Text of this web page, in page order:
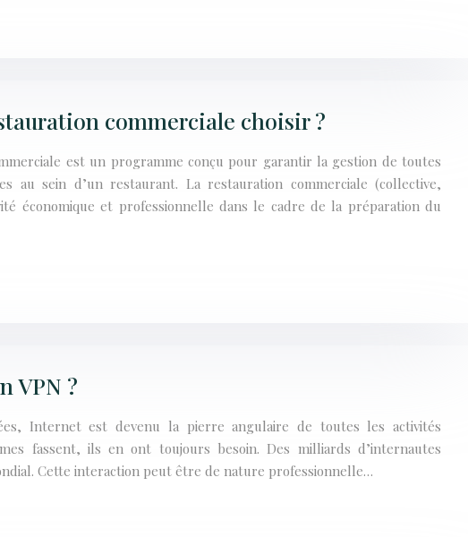
commerciale choisir ?
est un programme conçu pour garantir la gestion de toutes
au sein d’un restaurant. La restauration commerciale (collective,
économique et professionnelle dans le cadre de la préparation du
VPN ?
Internet est devenu la pierre angulaire de toutes les activités
fassent, ils en ont toujours besoin. Des milliards d’internautes
Cette interaction peut être de nature professionnelle…